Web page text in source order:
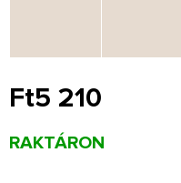
Ft5 210
Egységár:
RAKTÁRON